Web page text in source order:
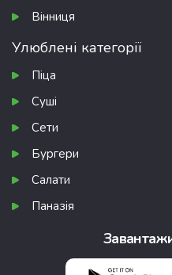
Вінниця
Улюблені категорії
Піца
Суші
Сети
Бургери
Салати
Паназія